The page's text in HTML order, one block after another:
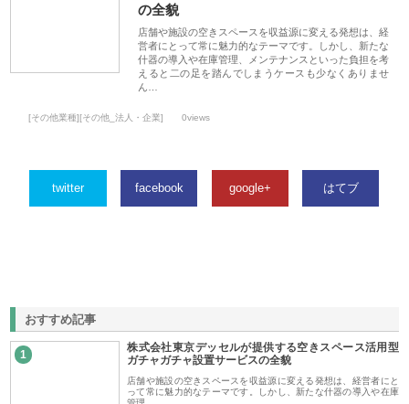
の全貌
店舗や施設の空きスペースを収益源に変える発想は、経
営者にとって常に魅力的なテーマです。しかし、新たな
什器の導入や在庫管理、メンテナンスといった負担を考
えると二の足を踏んでしまうケースも少なくありませ
ん…
[その他業種][その他_法人・企業] 0views
twitter facebook google+ はてブ
おすすめ記事
1
株式会社東京デッセルが提供する空きスペース活用型
ガチャガチャ設置サービスの全貌
店舗や施設の空きスペースを収益源に変える発想は、経営者にと
って常に魅力的なテーマです。しかし、新たな什器の導入や在庫